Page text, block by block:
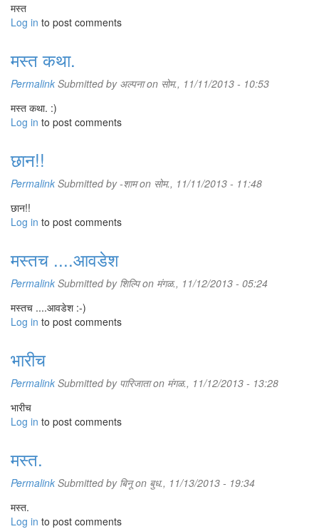
मस्त
Log in to post comments
मस्त कथा.
Permalink Submitted by अल्पनाon सोम., 11/11/2013 - 10:53
मस्त कथा. :)
Log in to post comments
छान!!
Permalink Submitted by-शामon सोम., 11/11/2013 - 11:48
छान!!
Log in to post comments
मस्तच ....आवडेश
Permalink Submitted by शिल्पिon मंगळ., 11/12/2013 - 05:24
मस्तच ....आवडेश :-)
Log in to post comments
भारीच
Permalink Submitted by पारिजाताon मंगळ., 11/12/2013 - 13:28
भारीच
Log in to post comments
मस्त.
Permalink Submitted by बिनूon बुध., 11/13/2013 - 19:34
मस्त.
Log in to post comments